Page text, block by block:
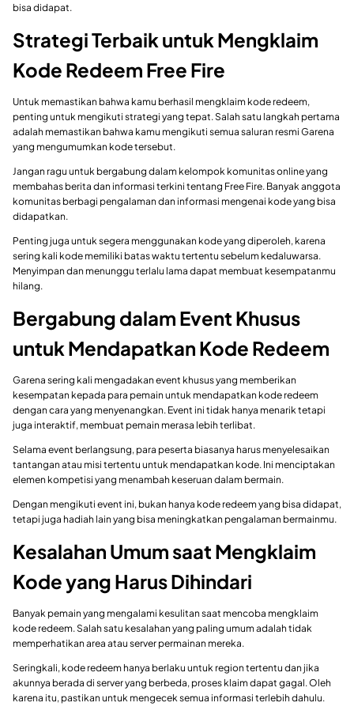
bisa didapat.
Strategi Terbaik untuk Mengklaim
Kode Redeem Free Fire
Untuk memastikan bahwa kamu berhasil mengklaim kode redeem,
penting untuk mengikuti strategi yang tepat. Salah satu langkah pertama
adalah memastikan bahwa kamu mengikuti semua saluran resmi Garena
yang mengumumkan kode tersebut.
Jangan ragu untuk bergabung dalam kelompok komunitas online yang
membahas berita dan informasi terkini tentang Free Fire. Banyak anggota
komunitas berbagi pengalaman dan informasi mengenai kode yang bisa
didapatkan.
Penting juga untuk segera menggunakan kode yang diperoleh, karena
sering kali kode memiliki batas waktu tertentu sebelum kedaluwarsa.
Menyimpan dan menunggu terlalu lama dapat membuat kesempatanmu
hilang.
Bergabung dalam Event Khusus
untuk Mendapatkan Kode Redeem
Garena sering kali mengadakan event khusus yang memberikan
kesempatan kepada para pemain untuk mendapatkan kode redeem
dengan cara yang menyenangkan. Event ini tidak hanya menarik tetapi
juga interaktif, membuat pemain merasa lebih terlibat.
Selama event berlangsung, para peserta biasanya harus menyelesaikan
tantangan atau misi tertentu untuk mendapatkan kode. Ini menciptakan
elemen kompetisi yang menambah keseruan dalam bermain.
Dengan mengikuti event ini, bukan hanya kode redeem yang bisa didapat,
tetapi juga hadiah lain yang bisa meningkatkan pengalaman bermainmu.
Kesalahan Umum saat Mengklaim
Kode yang Harus Dihindari
Banyak pemain yang mengalami kesulitan saat mencoba mengklaim
kode redeem. Salah satu kesalahan yang paling umum adalah tidak
memperhatikan area atau server permainan mereka.
Seringkali, kode redeem hanya berlaku untuk region tertentu dan jika
akunnya berada di server yang berbeda, proses klaim dapat gagal. Oleh
karena itu, pastikan untuk mengecek semua informasi terlebih dahulu.